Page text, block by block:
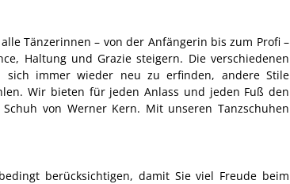
Tänzerinnen – von der Anfängerin bis zum Profi –
Haltung und Grazie steigern. Die verschiedenen
sich immer wieder neu zu erfinden, andere Stile
Wir bieten für jeden Anlass und jeden Fuß den
von Werner Kern. Mit unseren Tanzschuhen
berücksichtigen, damit Sie viel Freude beim